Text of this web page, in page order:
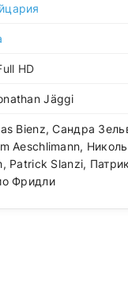
HD
Jäggi
Bienz, Сандра
Aeschlimann,
Patrick Slanzi,
Фридли